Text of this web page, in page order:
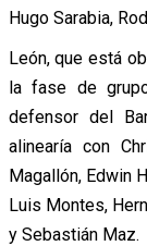
Hugo Sarabia,
León, que está
la fase de
defensor del
alinearía con
Magallón, Edwin
Luis Montes,
y Sebastián Maz.